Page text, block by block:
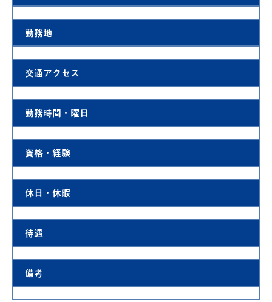
勤務地
交通アクセス
勤務時間・曜日
資格・経験
休日・休暇
待遇
備考